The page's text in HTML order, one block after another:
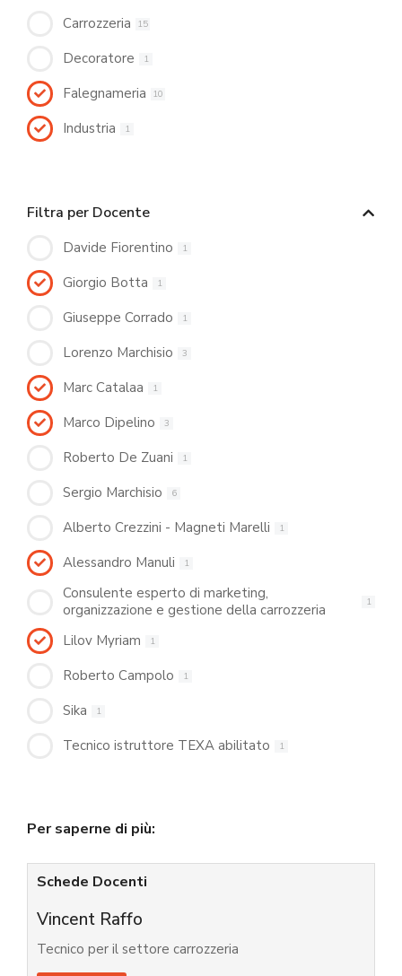
Carrozzeria 15
Decoratore 1
Falegnameria 10
Industria 1
Filtra per Docente
Davide Fiorentino 1
Giorgio Botta 1
Giuseppe Corrado 1
Lorenzo Marchisio 3
Marc Catalaa 1
Marco Dipelino 3
Roberto De Zuani 1
Sergio Marchisio 6
Alberto Crezzini - Magneti Marelli 1
Alessandro Manuli 1
Consulente esperto di marketing,
organizzazione e gestione della carrozzeria
1
Lilov Myriam 1
Roberto Campolo 1
Sika 1
Tecnico istruttore TEXA abilitato 1
Per saperne di più:
Schede Docenti
Vincent Raffo
Tecnico per il settore carrozzeria